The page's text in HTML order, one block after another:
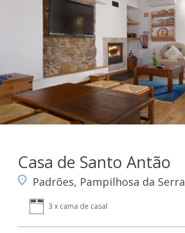
Casa de Santo Antão
Padrões, Pampilhosa da Serra
3 x cama de casal